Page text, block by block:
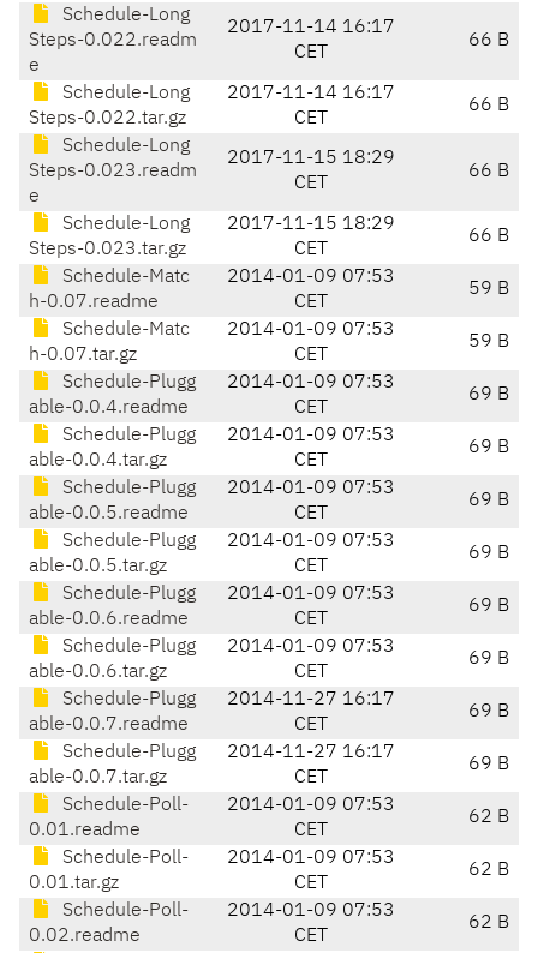
Schedule-Long
Steps-0.022.readm
e
2017-11-14 16:17
CET
66 B
Schedule-Long
Steps-0.022.tar.gz
2017-11-14 16:17
CET
66 B
Schedule-Long
Steps-0.023.readm
e
2017-11-15 18:29
CET
66 B
Schedule-Long
Steps-0.023.tar.gz
2017-11-15 18:29
CET
66 B
Schedule-Matc
h-0.07.readme
2014-01-09 07:53
CET
59 B
Schedule-Matc
h-0.07.tar.gz
2014-01-09 07:53
CET
59 B
Schedule-Plugg
able-0.0.4.readme
2014-01-09 07:53
CET
69 B
Schedule-Plugg
able-0.0.4.tar.gz
2014-01-09 07:53
CET
69 B
Schedule-Plugg
able-0.0.5.readme
2014-01-09 07:53
CET
69 B
Schedule-Plugg
able-0.0.5.tar.gz
2014-01-09 07:53
CET
69 B
Schedule-Plugg
able-0.0.6.readme
2014-01-09 07:53
CET
69 B
Schedule-Plugg
able-0.0.6.tar.gz
2014-01-09 07:53
CET
69 B
Schedule-Plugg
able-0.0.7.readme
2014-11-27 16:17
CET
69 B
Schedule-Plugg
able-0.0.7.tar.gz
2014-11-27 16:17
CET
69 B
Schedule-Poll-
0.01.readme
2014-01-09 07:53
CET
62 B
Schedule-Poll-
0.01.tar.gz
2014-01-09 07:53
CET
62 B
Schedule-Poll-
0.02.readme
2014-01-09 07:53
CET
62 B